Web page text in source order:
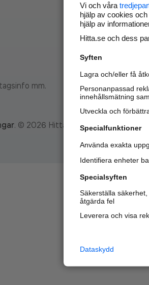
mm.
. © 2026 Hitta.se
Vi och våra
hjälp av cookies
hjälp av
Hitta.se och dess
Syften
Lagra och/eller få
Personanpassad
innehållsmätning
Utveckla och
Specialfunktioner
Använda exakta
Identifiera enheter
Specialsyften
Säkerställa
åtgärda fel
Leverera och visa
Dataskydd